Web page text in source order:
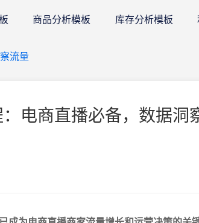
商品分析模板 库存分析模板
流量
电商直播必备，数据洞